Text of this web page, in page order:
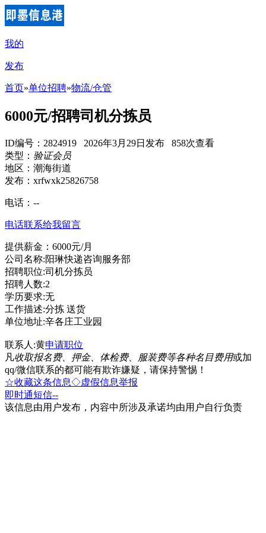
我的
发布
首页»单位招聘»物流/仓管
6000元/招聘司机分拣员
ID编号：2824919 2026年3月29日发布 858次查看
类型： 验证会员
地区：潮海街道
发布：xrfwxk25826758
电话： --
电话联系给我留言
提供薪金：6000元/月
公司名称:阳琳快递咨询服务部
招聘职位:司机分拣员
招聘人数:2
学历要求:无
工作描述:分拣 送货
单位地址:辛各庄工业园
联系人:黄申请职位
凡收取报名费、押金、体检费、服装费等各种名目费用或加
qq/微信联系的都可能有欺诈嫌疑，请保持警惕！
☆收藏这条信息◇虚假信息举报
即时通短信--
该信息由用户发布，内容中所涉及承诺均由用户自行负责